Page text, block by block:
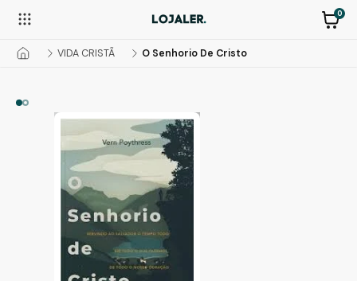
0
VIDA CRISTÃ O Senhorio De Cristo